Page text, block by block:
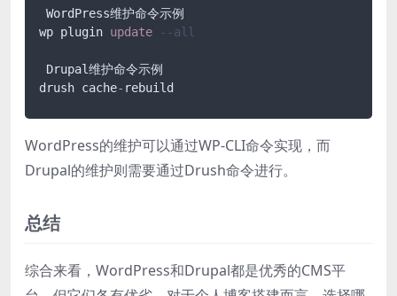
WordPress维护命令示例
wp plugin update --all
Drupal维护命令示例
drush cache- rebuild
WordPress的维护可以通过WP-CLI命令实现，而
Drupal的维护则需要通过Drush命令进行。
总结
综合来看，WordPress和Drupal都是优秀的CMS平